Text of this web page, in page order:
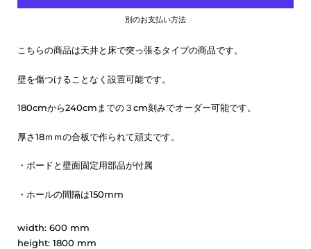
別のお支払い方法
こちらの商品は天井と床で突っ張るタイプの商品です。
壁を傷つけることなく設置可能です。
180cmから240cmまでの３cm刻みでオーダー可能です。
厚さ18ｍｍの合板で作られて頑丈です。
・ボードと壁面固定用部品が付属
・ホールの間隔は150mm
width: 600 mm
height: 1800 mm